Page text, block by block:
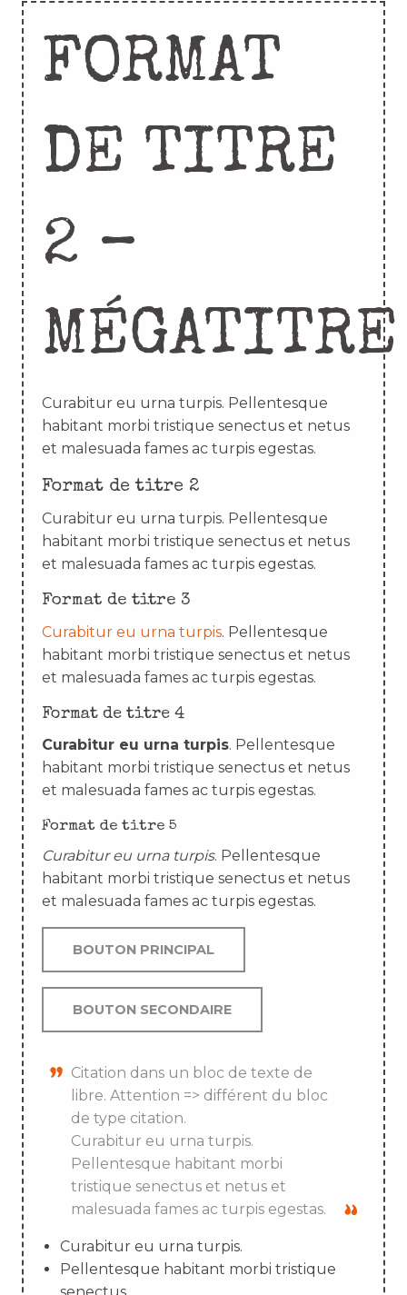
FORMAT
DE TITRE
2 –
MÉGATITRE
Curabitur eu urna turpis. Pellentesque
habitant morbi tristique senectus et netus
et malesuada fames ac turpis egestas.
Format de titre 2
Curabitur eu urna turpis. Pellentesque
habitant morbi tristique senectus et netus
et malesuada fames ac turpis egestas.
Format de titre 3
Curabitur eu urna turpis. Pellentesque
habitant morbi tristique senectus et netus
et malesuada fames ac turpis egestas.
Format de titre 4
Curabitur eu urna turpis. Pellentesque
habitant morbi tristique senectus et netus
et malesuada fames ac turpis egestas.
Format de titre 5
Curabitur eu urna turpis. Pellentesque
habitant morbi tristique senectus et netus
et malesuada fames ac turpis egestas.
BOUTON PRINCIPAL
BOUTON SECONDAIRE
Citation dans un bloc de texte de
libre. Attention => différent du bloc
de type citation.
Curabitur eu urna turpis.
Pellentesque habitant morbi
tristique senectus et netus et
malesuada fames ac turpis egestas.
Curabitur eu urna turpis.
Pellentesque habitant morbi tristique